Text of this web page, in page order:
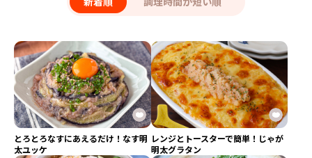
とろとろなすにあえるだけ！なす明
太ユッケ
レンジとトースターで簡単！じゃが
明太グラタン